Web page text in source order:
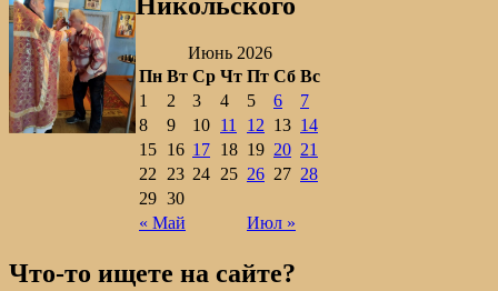
Никольского
Июнь 2026
Пн Вт Ср Чт Пт Сб Вс
« Май Июл »
1 2 3 4 5 6
7
8
9 10 11 12 13 14
15 16 17 18 19 20 21
22
23 24 25 26 27 28
29 30
Что-то ищете на сайте?